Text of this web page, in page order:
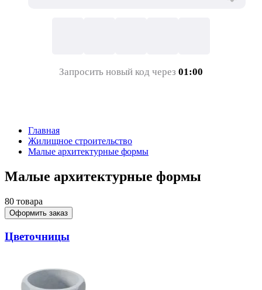
Запросить новый код через 01:00
Главная
Жилищное строительство
Малые архитектурные формы
Малые архитектурные формы
80 товара
Оформить заказ
Цветочницы